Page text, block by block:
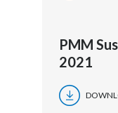
PMM
2021